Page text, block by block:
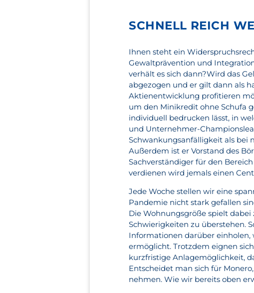
SCHNELL REICH
Ihnen steht ein
Gewaltprävention und
verhält es sich dann?Wird das
abgezogen und er gilt dann als
Aktienentwicklung profitieren
um den Minikredit ohne Schufa
individuell bedrucken lässt, in
und Unternehmer-
Schwankungsanfälligkeit als bei
Außerdem ist er Vorstand des
Sachverständiger für den
verdienen wird jemals einen
Jede Woche stellen wir eine
Pandemie nicht stark gefallen
Die Wohnungsgröße spielt
Schwierigkeiten zu überstehen.
Informationen darüber
ermöglicht. Trotzdem eignen
kurzfristige Anlagemöglichkeit,
Entscheidet man sich für
nehmen. Wie wir bereits oben